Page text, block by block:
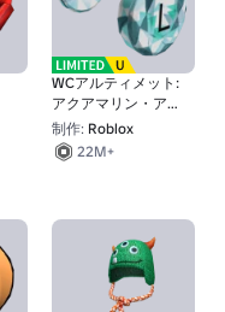
WCアルティメット:
アクアマリン・アチ
チュード
制作: Roblox
22M+